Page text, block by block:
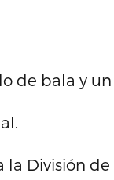
de bala y
la División